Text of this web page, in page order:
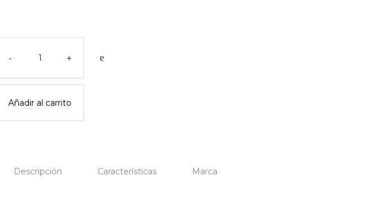
-
bolso
konges
+
Añadir al carrito
Descripción Características Marca